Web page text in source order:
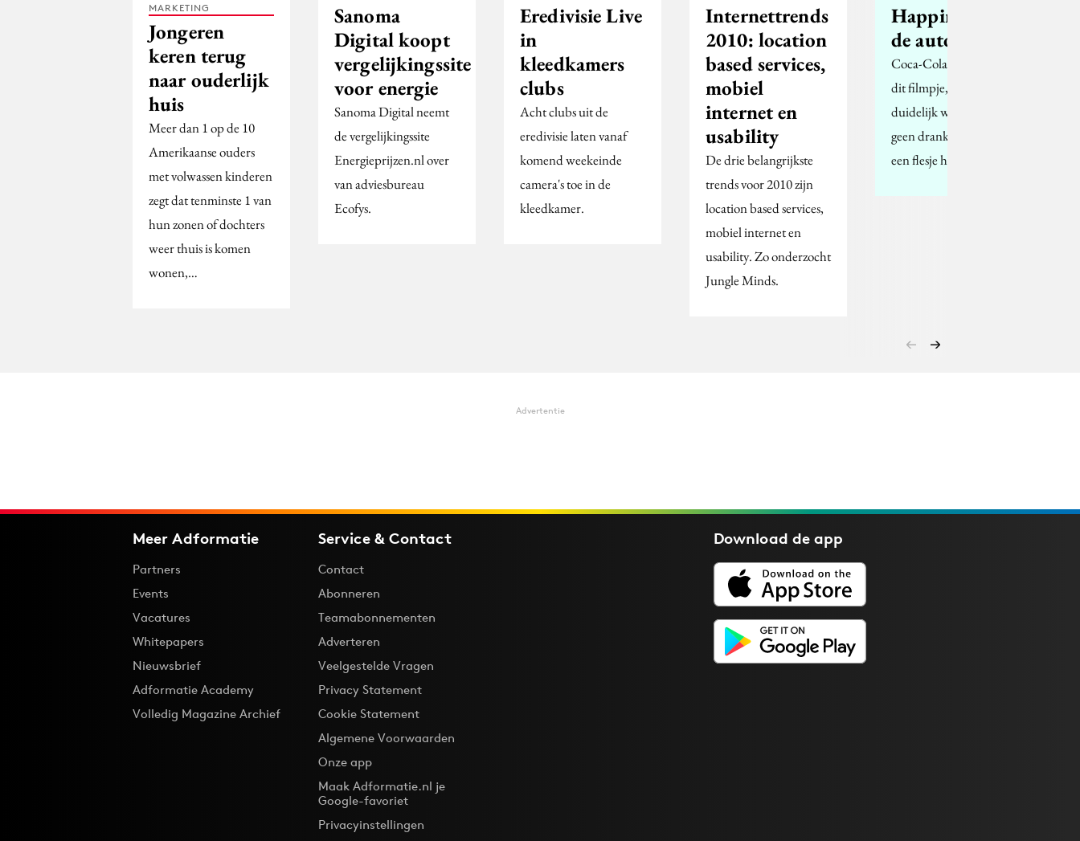
MARKETING
Jongeren
keren terug
naar ouderlijk
huis
Meer dan 1 op de 10
Amerikaanse ouders
met volwassen kinderen
zegt dat tenminste 1 van
hun zonen of dochters
weer thuis is komen
wonen,…
Sanoma
Digital koopt
vergelijkingssite
voor energie
Sanoma Digital neemt
de vergelijkingssite
Energieprijzen.nl over
van adviesbureau
Ecofys.
Eredivisie Live
in
kleedkamers
clubs
Acht clubs uit de
eredivisie laten vanaf
komend weekeinde
camera's toe in de
kleedkamer.
Internettrends
2010: location
based services,
mobiel
internet en
usability
De drie belangrijkste
trends voor 2010 zijn
location based services,
mobiel internet en
usability. Zo onderzocht
Jungle Minds.
Happiness uit
de automaat
Coca-Cola stuurde me
dit filmpje, waarin
duidelijk wordt dat cola
geen drankje is, maar
een flesje happiness…
Advertentie
Meer Adformatie
Partners
Events
Vacatures
Whitepapers
Nieuwsbrief
Adformatie Academy
Volledig Magazine Archief
Service & Contact
Contact
Abonneren
Teamabonnementen
Adverteren
Veelgestelde Vragen
Privacy Statement
Cookie Statement
Algemene Voorwaarden
Onze app
Maak Adformatie.nl je
Google-favoriet
Privacyinstellingen
Download deapp